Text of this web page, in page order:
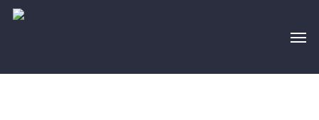
Skip